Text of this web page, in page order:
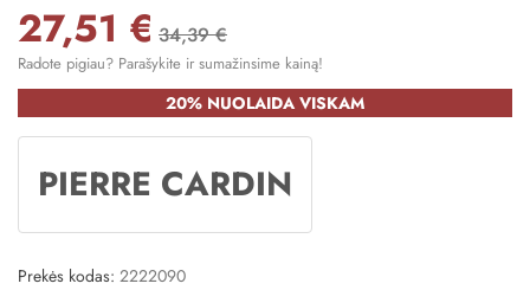
27,51 € 34,39 €
Radote pigiau? Parašykite ir sumažinsime kainą!
20% NUOLAIDA VISKAM
PIERRE CARDIN
Prekės kodas: 2222090